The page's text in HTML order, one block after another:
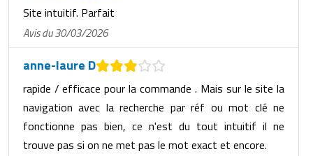
Site intuitif. Parfait
Avis du 30/03/2026
anne-laure D
rapide / efficace pour la commande . Mais sur le site la
navigation avec la recherche par réf ou mot clé ne
fonctionne pas bien, ce n'est du tout intuitif il ne
trouve pas si on ne met pas le mot exact et encore.